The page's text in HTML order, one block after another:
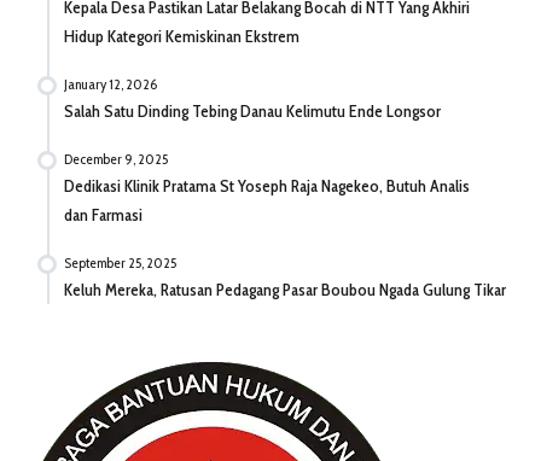
Kepala Desa Pastikan Latar Belakang Bocah di NTT Yang Akhiri
Hidup Kategori Kemiskinan Ekstrem
January 12, 2026
Salah Satu Dinding Tebing Danau Kelimutu Ende Longsor
December 9, 2025
Dedikasi Klinik Pratama St Yoseph Raja Nagekeo, Butuh Analis
dan Farmasi
September 25, 2025
Keluh Mereka, Ratusan Pedagang Pasar Boubou Ngada Gulung Tikar